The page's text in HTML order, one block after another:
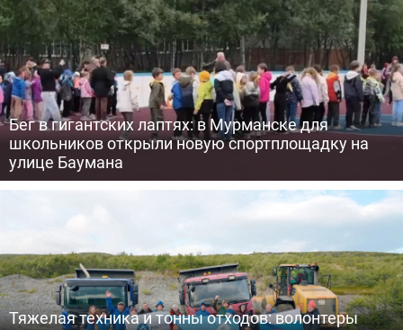
Бег в гигантских лаптях: в Мурманске для
школьников открыли новую спортплощадку на
улице Баумана
Тяжелая техника и тонны отходов: волонтеры